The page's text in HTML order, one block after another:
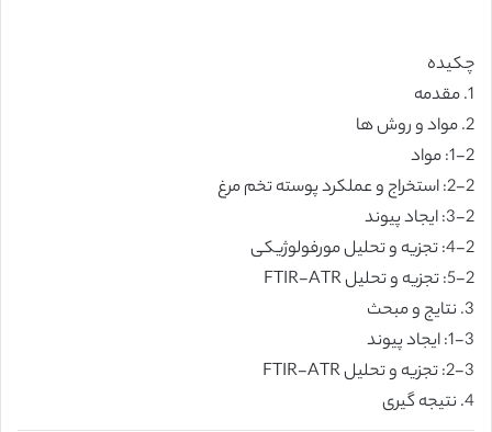
چکیده
1. مقدمه
2. مواد و روش ها
1-2: مواد
2-2: استخراج و عملکرد پوسته تخم مرغ
3-2: ایجاد پیوند
4-2: تجزیه و تحلیل مورفولوژیکی
5-2: تجزیه و تحلیل FTIR-ATR
3. نتایج و مبحث
1-3: ایجاد پیوند
2-3: تجزیه و تحلیل FTIR-ATR
4. نتیجه گیری